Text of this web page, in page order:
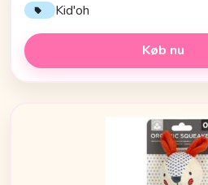
Kid'oh
Køb nu